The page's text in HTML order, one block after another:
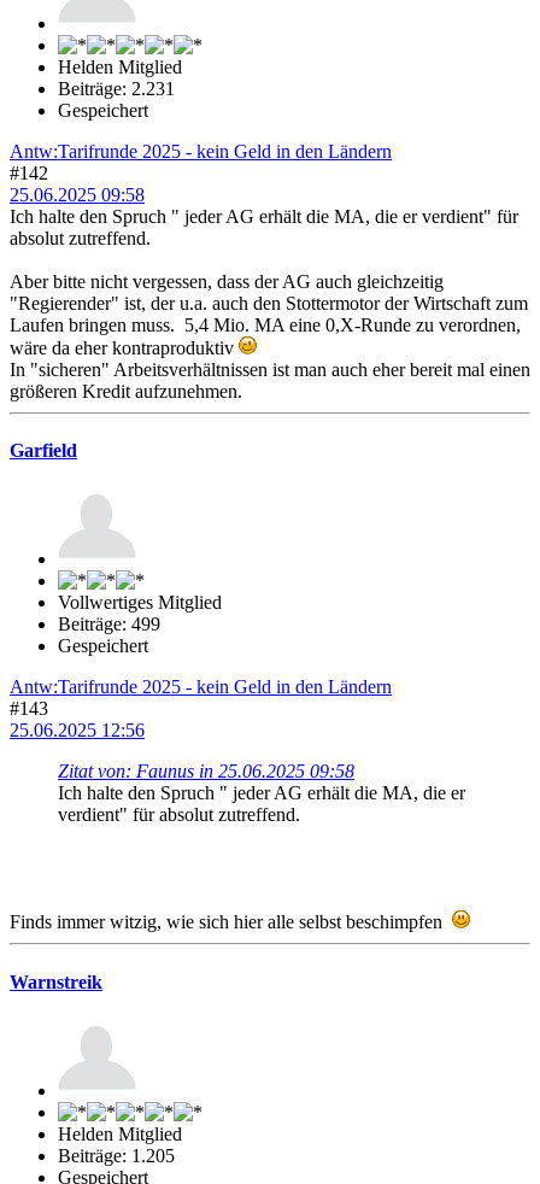
Helden Mitglied
Beiträge: 2.231
Gespeichert
Antw:Tarifrunde 2025 - kein Geld in den Ländern
#142
25.06.2025 09:58
Ich halte den Spruch " jeder AG erhält die MA, die er verdient" für
absolut zutreffend.
Aber bitte nicht vergessen, dass der AG auch gleichzeitig
"Regierender" ist, der u.a. auch den Stottermotor der Wirtschaft zum
Laufen bringen muss. 5,4 Mio. MA eine 0,X-Runde zu verordnen,
wäre da eher kontraproduktiv
In "sicheren" Arbeitsverhältnissen ist man auch eher bereit mal einen
größeren Kredit aufzunehmen.
Garfield
Vollwertiges Mitglied
Beiträge: 499
Gespeichert
Antw:Tarifrunde 2025 - kein Geld in den Ländern
#143
25.06.2025 12:56
Zitat von: Faunus in 25.06.2025 09:58
Ich halte den Spruch " jeder AG erhält die MA, die er
verdient" für absolut zutreffend.
Finds immer witzig, wie sich hier alle selbst beschimpfen
Warnstreik
Helden Mitglied
Beiträge: 1.205
Gespeichert